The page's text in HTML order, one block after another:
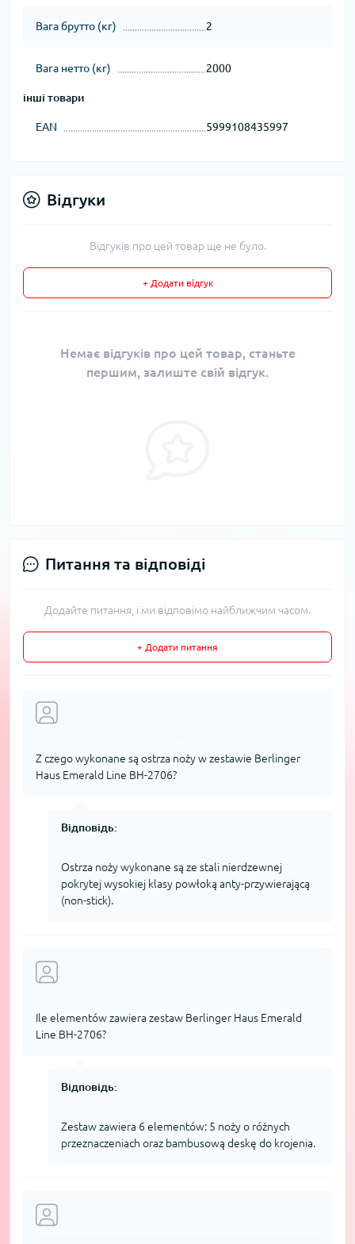
Вага брутто (кг) 2
Вага нетто (кг) 2000
інші товари
EAN 5999108435997
Відгуки
Відгуків про цей товар ще не було.
+ Додати відгук
Немає відгуків про цей товар, станьте
першим, залиште свій відгук.
Питання та відповіді
Додайте питання, і ми відповімо найближчим часом.
+ Додати питання
Z czego wykonane są ostrza noży w zestawie Berlinger
Haus Emerald Line BH-2706?
Відповідь:
Ostrza noży wykonane są ze stali nierdzewnej
pokrytej wysokiej klasy powłoką anty-przywierającą
(non-stick).
Ile elementów zawiera zestaw Berlinger Haus Emerald
Line BH-2706?
Відповідь:
Zestaw zawiera 6 elementów: 5 noży o różnych
przeznaczeniach oraz bambusową deskę do krojenia.